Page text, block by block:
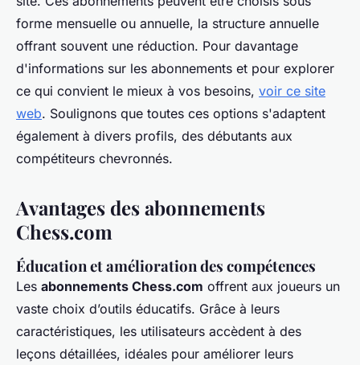
forme mensuelle ou annuelle, la structure annuelle
offrant souvent une réduction. Pour davantage
d'informations sur les abonnements et pour explorer
ce qui convient le mieux à vos besoins, voir ce site
web. Soulignons que toutes ces options s'adaptent
également à divers profils, des débutants aux
compétiteurs chevronnés.
Avantages des abonnements
Chess.com
Éducation et amélioration des compétences
Les abonnements Chess.com offrent aux joueurs un
vaste choix d’outils éducatifs. Grâce à leurs
caractéristiques, les utilisateurs accèdent à des
leçons détaillées, idéales pour améliorer leurs